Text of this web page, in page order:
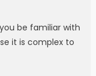
be familiar with
it is complex to